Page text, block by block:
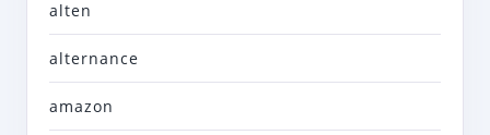
alten
alternance
amazon